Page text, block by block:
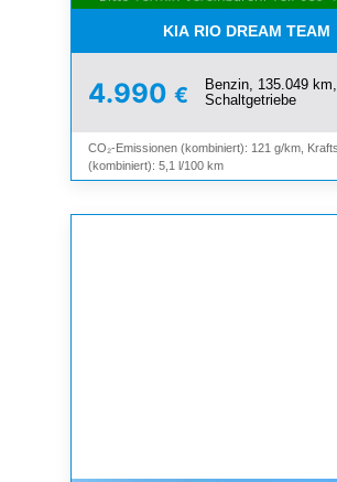
KIA RIO DREAM TEAM
4.990 €
Benzin, 135.049
Schaltgetriebe
CO₂-Emissionen (kombiniert): 121 g/km,
(kombiniert): 5,1 l/100 km